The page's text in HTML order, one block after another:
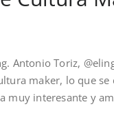
Antonio Toriz,
maker, lo que se
muy interesante y